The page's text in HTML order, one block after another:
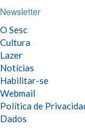
Newsletter
O Sesc
Cultura
Lazer
Notícias
Habilitar-se
Webmail
Política de
Dados